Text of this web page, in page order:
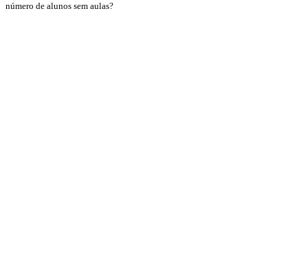
número de alunos sem aulas?